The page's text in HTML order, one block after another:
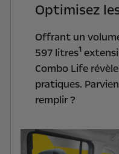
Optimisez
Offrant un
597 litres1
Combo Life
pratiques.
remplir ?